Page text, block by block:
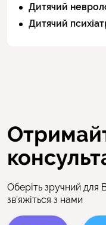
Дитячий
Дитячий
Оберіть зручний для
зв’яжіться з нами